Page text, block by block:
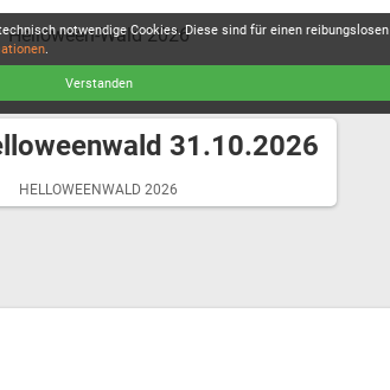
Helloween-Wald 2026
31.10.2026
HELLOWEENWALD 2026
notwendige Cookies. Diese sind für einen reibungslosen
.
Verstanden